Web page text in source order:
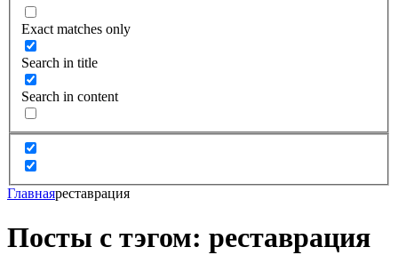
Exact matches only
Search in title
Search in content
Главнаяреставрация
Посты с тэгом: реставрация